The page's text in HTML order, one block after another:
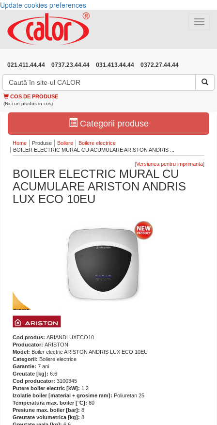
Update cookies preferences
Toggle
021.411.44.44 0737.23.44.44 031.413.44.44 0372.27.44.44
COS DE PRODUSE
(Nici un produs in cos)
Categorii produse
Home Produse Boilere
Boilere electrice
BOILER ELECTRIC MURAL CU ACUMULARE ARISTON ANDRIS ...
[ ]
BOILER ELECTRIC MURAL CU
ACUMULARE ARISTON ANDRIS
LUX ECO 10EU
Cod produs: ARIANDLUXECO10
Producator: ARISTON
Model: Boiler electric ARISTON ANDRIS LUX ECO 10EU
Categorii: Boilere electrice
Garantie: 7 ani
Greutate [kg]: 6.6
Cod producator: 3100345
Putere boiler electric [kW]: 1.2
Izolatie boiler [material + grosime mm]: Poliuretan 25
Temperatura max. boiler [°C]: 80
Presiune max. boiler [bar]: 8
Greutate volumetrica [kg]: 8